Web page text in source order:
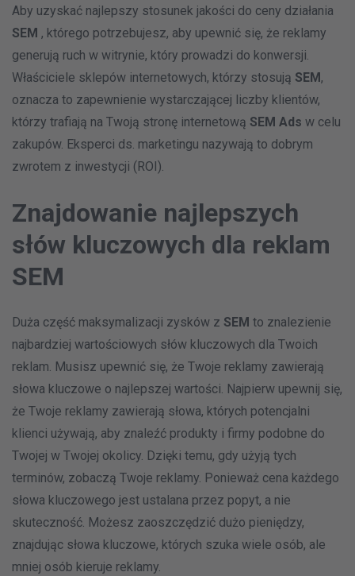
Aby uzyskać najlepszy stosunek jakości do ceny działania
SEM , którego potrzebujesz, aby upewnić się, że reklamy
generują ruch w witrynie, który prowadzi do konwersji.
Właściciele sklepów internetowych, którzy stosują SEM,
oznacza to zapewnienie wystarczającej liczby klientów,
którzy trafiają na Twoją stronę internetową SEM Ads w celu
zakupów. Eksperci ds. marketingu nazywają to dobrym
zwrotem z inwestycji (ROI).
Znajdowanie najlepszych
słów kluczowych dla reklam
SEM
Duża część maksymalizacji zysków z SEM to znalezienie
najbardziej wartościowych słów kluczowych dla Twoich
reklam. Musisz upewnić się, że Twoje reklamy zawierają
słowa kluczowe o najlepszej wartości. Najpierw upewnij się,
że Twoje reklamy zawierają słowa, których potencjalni
klienci używają, aby znaleźć produkty i firmy podobne do
Twojej w Twojej okolicy. Dzięki temu, gdy użyją tych
terminów, zobaczą Twoje reklamy. Ponieważ cena każdego
słowa kluczowego jest ustalana przez popyt, a nie
skuteczność. Możesz zaoszczędzić dużo pieniędzy,
znajdując słowa kluczowe, których szuka wiele osób, ale
mniej osób kieruje reklamy.